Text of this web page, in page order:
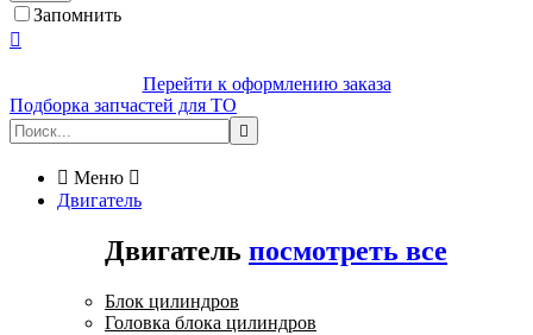
Запомнить

Перейти к оформлению заказа
Подборка запчастей для ТО

 Меню 
Двигатель
Двигатель посмотреть все
Блок цилиндров
Головка блока цилиндров